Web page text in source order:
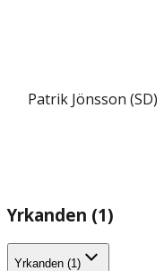
Patrik Jönsson (SD)
Yrkanden (1)
Yrkanden (1)